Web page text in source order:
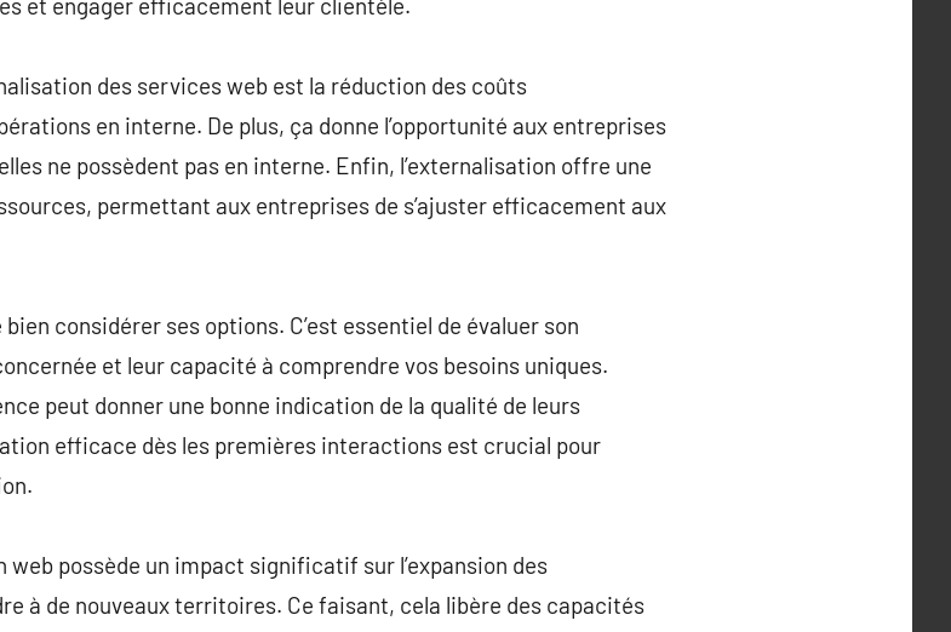
des services web est la réduction des coûts
en interne. De plus, ça donne l’opportunité aux entreprises
ne possèdent pas en interne. Enfin, l’externalisation offre une
permettant aux entreprises de s’ajuster efficacement aux
considérer ses options. C’est essentiel de évaluer son
et leur capacité à comprendre vos besoins uniques.
peut donner une bonne indication de la qualité de leurs
efficace dès les premières interactions est crucial pour
web possède un impact significatif sur l’expansion des
à de nouveaux territoires. Ce faisant, cela libère des capacités